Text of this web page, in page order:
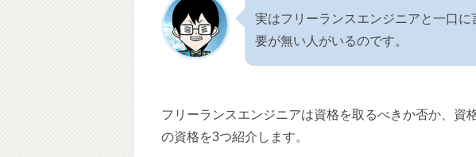
実はフリーランスエンジニアと一口
要が無い人がいるのです。
フリーランスエンジニアは資格を取るべきか否か、資
の資格を3つ紹介します。